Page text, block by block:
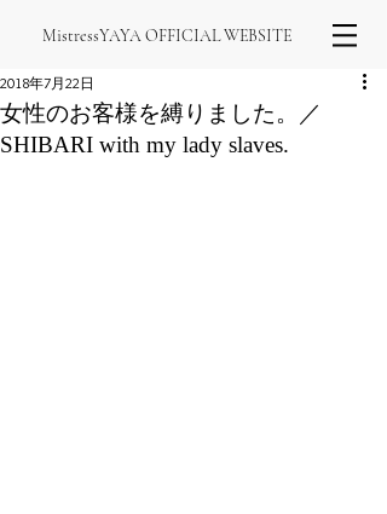
MistressYAYA OFFICIAL WEBSITE
女性のお客様を縛りました。／
SHIBARI with my lady slaves.
2018年7月22日